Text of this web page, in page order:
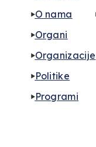
O nama
Organi
Organizacije
Politike
Programi